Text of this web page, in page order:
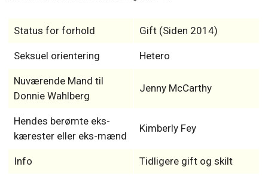
Status for forhold Gift (Siden 2014)
Seksuel orientering Hetero
Nuværende Mand til
Donnie Wahlberg
Jenny McCarthy
Hendes berømte eks-
kærester eller eks-mænd
Kimberly Fey
Info Tidligere gift og skilt